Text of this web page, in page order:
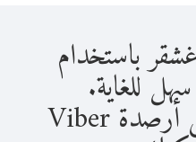
باستخدام
بمجرد حصولك على أرصدة Viber